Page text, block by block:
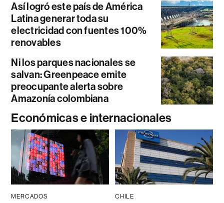
Así logró este país de América
Latina generar toda su
electricidad con fuentes 100%
renovables
Ni los parques nacionales se
salvan: Greenpeace emite
preocupante alerta sobre
Amazonía colombiana
Económicas e internacionales
MERCADOS CHILE